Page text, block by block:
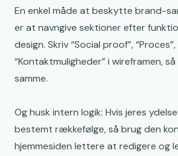
En enkel måde at beskytte brand-
er at navngive sektioner efter
design. Skriv “Social proof”, “Proces”,
“Kontaktmuligheder” i wireframen,
samme.
Og husk intern logik: Hvis jeres
bestemt rækkefølge, så brug den
hjemmesiden lettere at redigere og